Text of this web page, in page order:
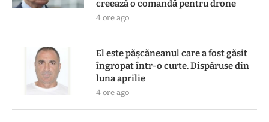
creează o comandă pentru drone
4 ore ago
El este pășcăneanul care a fost găsit
îngropat într-o curte. Dispăruse din
luna aprilie
4 ore ago